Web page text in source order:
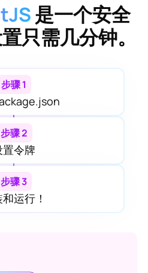
是一个安全
只需几分钟。
步骤 1
步骤 2
置令牌
步骤 3
运行！